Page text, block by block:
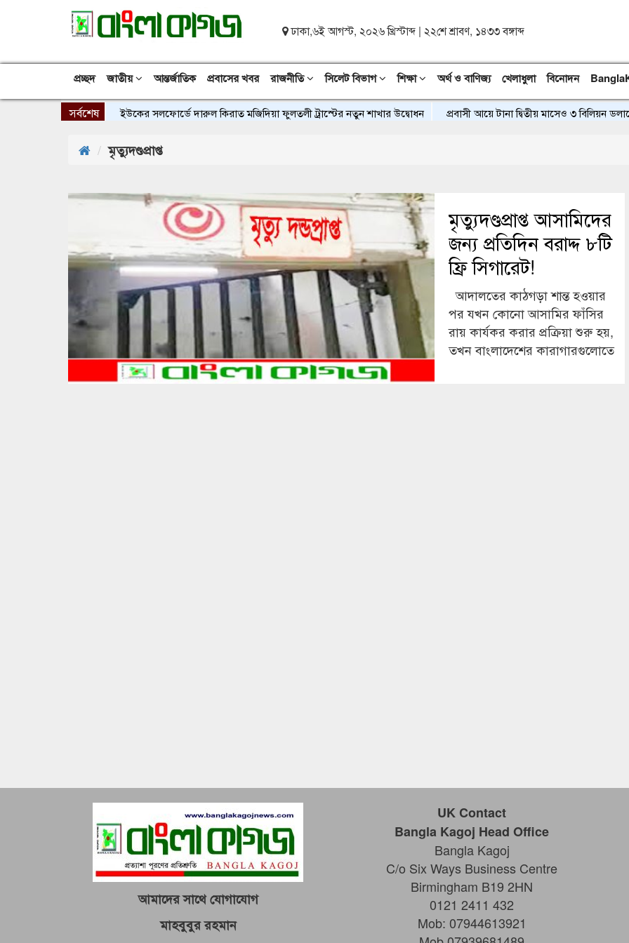
ঢাকা,৬ই আগস্ট, ২০২৬ খ্রিস্টাব্দ | ২২শে শ্রাবণ, ১৪৩৩ বঙ্গাব্দ
প্রচ্ছদ জাতীয় আন্তর্জাতিক প্রবাসের খবর রাজনীতি সিলেট বিভাগ শিক্ষা অর্থ ও বাণিজ্য খেলাধুলা বিনোদন
সর্বশেষ ইউকের সলফোর্ডে দারুল কিরাত মজিদিয়া ফুলতলী ট্রাস্টের নতুন শাখার উদ্বোধন প্রবাসী আয়ে টানা দ্বিতীয় মাসেও ৩ বিলিয়ন
মৃত্যুদণ্ডপ্রাপ্ত
মৃত্যুদণ্ডপ্রাপ্ত আসামিদের
জন্য প্রতিদিন বরাদ্দ ৮টি
ফ্রি সিগারেট!
আদালতের কাঠগড়া শান্ত হওয়ার
পর যখন কোনো আসামির ফাঁসির
রায় কার্যকর করার প্রক্রিয়া শুরু হয়,
তখন বাংলাদেশের কারাগারগুলোতে
আমাদের সাথে যোগাযোগ
মাহবুবুর রহমান
UK Contact
Bangla Kagoj Head Office
Bangla Kagoj
C/o Six Ways Business Centre
Birmingham B19 2HN
0121 2411 432
Mob: 07944613921